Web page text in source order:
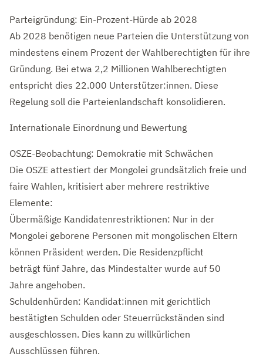
Parteigründung: Ein-Prozent-Hürde ab 2028
Ab 2028 benötigen neue Parteien die Unterstützung von
mindestens einem Prozent der Wahlberechtigten für ihre
Gründung. Bei etwa 2,2 Millionen Wahlberechtigten
entspricht dies 22.000 Unterstützer:innen. Diese
Regelung soll die Parteienlandschaft konsolidieren.
Internationale Einordnung und Bewertung
OSZE-Beobachtung: Demokratie mit Schwächen
Die OSZE attestiert der Mongolei grundsätzlich freie und
faire Wahlen, kritisiert aber mehrere restriktive
Elemente:
Übermäßige Kandidatenrestriktionen: Nur in der
Mongolei geborene Personen mit mongolischen Eltern
können Präsident werden. Die Residenzpflicht
beträgt fünf Jahre, das Mindestalter wurde auf 50
Jahre angehoben.
Schuldenhürden: Kandidat:innen mit gerichtlich
bestätigten Schulden oder Steuerrückständen sind
ausgeschlossen. Dies kann zu willkürlichen
Ausschlüssen führen.